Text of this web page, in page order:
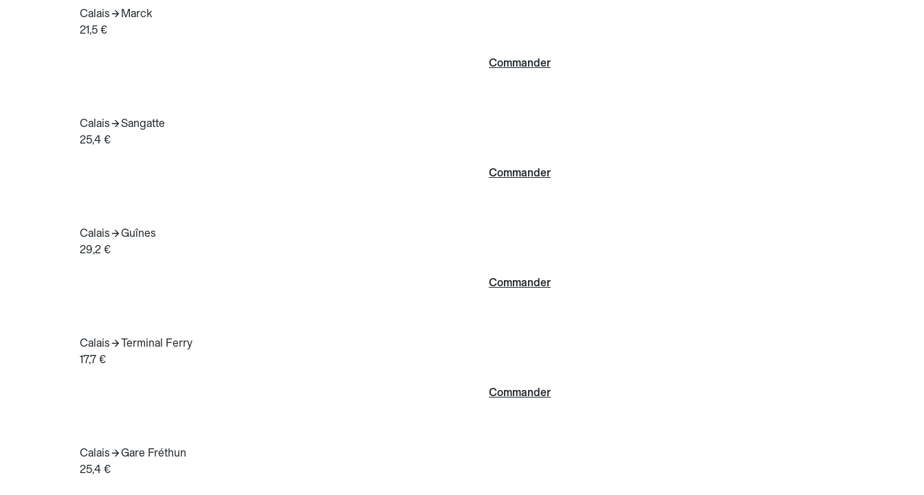
Calais
Marck
21,5 €
Commander
Calais
Sangatte
25,4 €
Commander
Calais
Guînes
29,2 €
Commander
Calais
Terminal Ferry
17,7 €
Commander
Calais
Gare Fréthun
25,4 €